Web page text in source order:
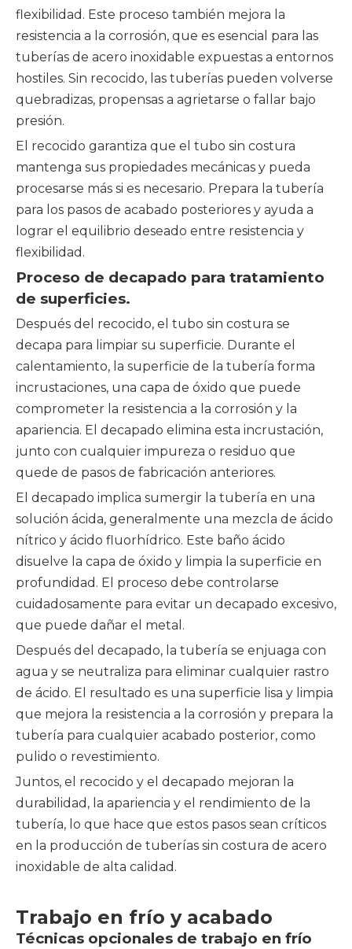
flexibilidad. Este proceso también mejora la
resistencia a la corrosión, que es esencial para las
tuberías de acero inoxidable expuestas a entornos
hostiles. Sin recocido, las tuberías pueden volverse
quebradizas, propensas a agrietarse o fallar bajo
presión.
El recocido garantiza que el tubo sin costura
mantenga sus propiedades mecánicas y pueda
procesarse más si es necesario. Prepara la tubería
para los pasos de acabado posteriores y ayuda a
lograr el equilibrio deseado entre resistencia y
flexibilidad.
Proceso de decapado para tratamiento
de superficies.
Después del recocido, el tubo sin costura se
decapa para limpiar su superficie. Durante el
calentamiento, la superficie de la tubería forma
incrustaciones, una capa de óxido que puede
comprometer la resistencia a la corrosión y la
apariencia. El decapado elimina esta incrustación,
junto con cualquier impureza o residuo que
quede de pasos de fabricación anteriores.
El decapado implica sumergir la tubería en una
solución ácida, generalmente una mezcla de ácido
nítrico y ácido fluorhídrico. Este baño ácido
disuelve la capa de óxido y limpia la superficie en
profundidad. El proceso debe controlarse
cuidadosamente para evitar un decapado excesivo,
que puede dañar el metal.
Después del decapado, la tubería se enjuaga con
agua y se neutraliza para eliminar cualquier rastro
de ácido. El resultado es una superficie lisa y limpia
que mejora la resistencia a la corrosión y prepara la
tubería para cualquier acabado posterior, como
pulido o revestimiento.
Juntos, el recocido y el decapado mejoran la
durabilidad, la apariencia y el rendimiento de la
tubería, lo que hace que estos pasos sean críticos
en la producción de tuberías sin costura de acero
inoxidable de alta calidad.
Trabajo en frío y acabado
Técnicas opcionales de trabajo en frío